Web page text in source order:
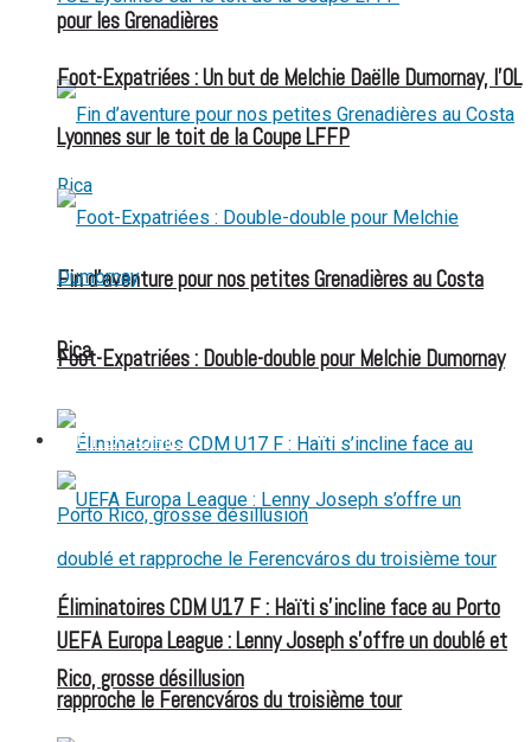
pour les Grenadières
Fin d’aventure pour nos petites Grenadières au Costa
Rica
Éliminatoires CDM U17 F : Haïti s’incline face au Porto
Rico, grosse désillusion
Foot-Expatriées : Un but de Melchie Daëlle Dumornay, l’OL
Lyonnes sur le toit de la Coupe LFFP
Foot-Expatriées : Double-double pour Melchie Dumornay
FOOT EXPATRIÉS
UEFA Europa League : Lenny Joseph s’offre un doublé et
rapproche le Ferencváros du troisième tour